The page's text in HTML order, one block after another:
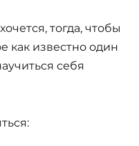
тогда, чтобы
как известно один
себя